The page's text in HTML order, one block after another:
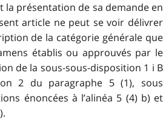
la présentation de sa demande en
article ne peut se voir délivrer
de la catégorie générale que
établis ou approuvés par le
de la sous-sous-disposition 1 i B
2 du paragraphe 5 (1), sous
énoncées à l’alinéa 5 (4) b) et